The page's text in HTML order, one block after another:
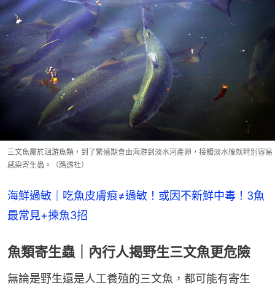
三文魚屬於洄游魚類，到了繁殖期會由海游到淡水河產卵，接觸淡水後就特別容易
感染寄生蟲。（路透社）
海鮮過敏｜吃魚皮膚痕≠過敏！或因不新鮮中毒！3魚
最常見+揀魚3招
魚類寄生蟲｜內行人揭野生三文魚更危險
無論是野生還是人工養殖的三文魚，都可能有寄生